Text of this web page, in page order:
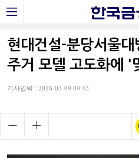
현대건설-분당서울
주거 모델 고도화에 '
기사입력 : 2026-03-09 09:43